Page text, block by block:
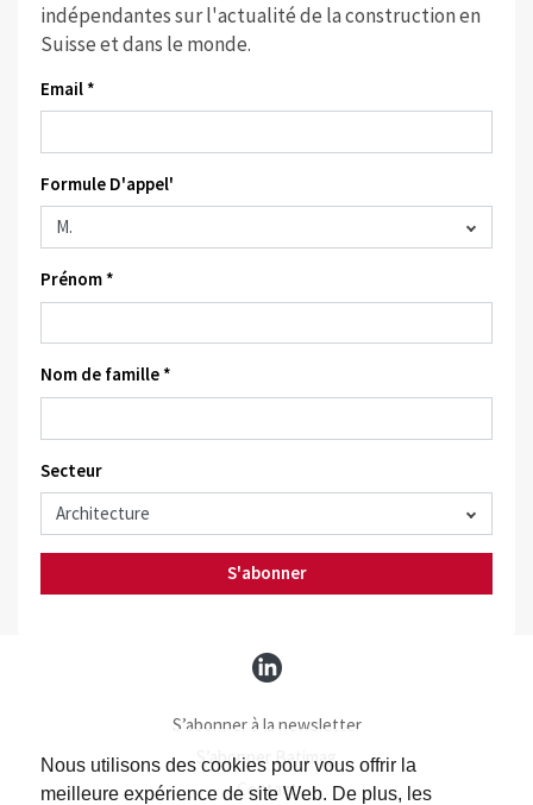
Nous utilisons des cookies pour vous offrir la
meilleure expérience de site Web. De plus, les
indépendantes sur l'actualité de la construction en
Suisse et dans le monde.
Email *
Formule D'appel'
Prénom *
Nom de famille *
Secteur
S'abonner
S’abonner à la newsletter
S’abonner Batimag
Contact